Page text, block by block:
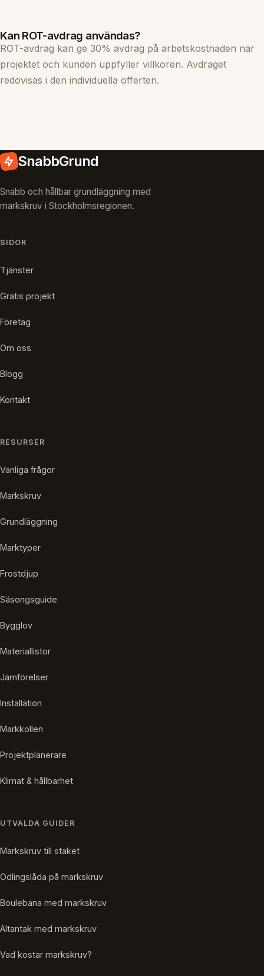
Kan ROT-avdrag användas?
ROT-avdrag kan ge 30% avdrag på arbetskostnaden när
projektet och kunden uppfyller villkoren. Avdraget
redovisas i den individuella offerten.
SnabbGrund
Snabb och hållbar grundläggning med
markskruv i Stockholmsregionen.
SIDOR
Tjänster
Gratis projekt
Företag
Om oss
Blogg
Kontakt
RESURSER
Vanliga frågor
Markskruv
Grundläggning
Marktyper
Frostdjup
Säsongsguide
Bygglov
Materiallistor
Jämförelser
Installation
Markkollen
Projektplanerare
Klimat & hållbarhet
UTVALDA GUIDER
Markskruv till staket
Odlingslåda på markskruv
Boulebana med markskruv
Altantak med markskruv
Vad kostar markskruv?